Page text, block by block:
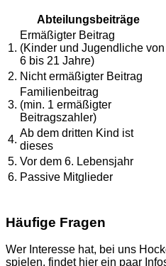
Abteilungsbeiträge
1.
Ermäßigter Beitrag
(Kinder und Jugendliche von
6 bis 21 Jahre)
2. Nicht ermäßigter Beitrag
3.
Familienbeitrag
(min. 1 ermäßigter
Beitragszahler)
4.
Ab dem dritten Kind ist
dieses
5. Vor dem 6. Lebensjahr
6. Passive Mitglieder
Häufige Fragen
Wer Interesse hat, bei uns
spielen, findet hier ein paar